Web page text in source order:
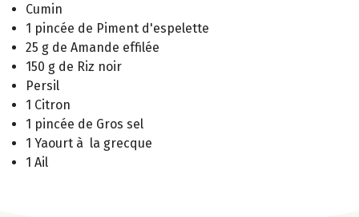
Cumin
1 pincée de Piment d'espelette
25 g de Amande effilée
150 g de Riz noir
Persil
1 Citron
1 pincée de Gros sel
1 Yaourt à la grecque
1 Ail